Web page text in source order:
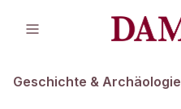
Geschichte & Archäologie